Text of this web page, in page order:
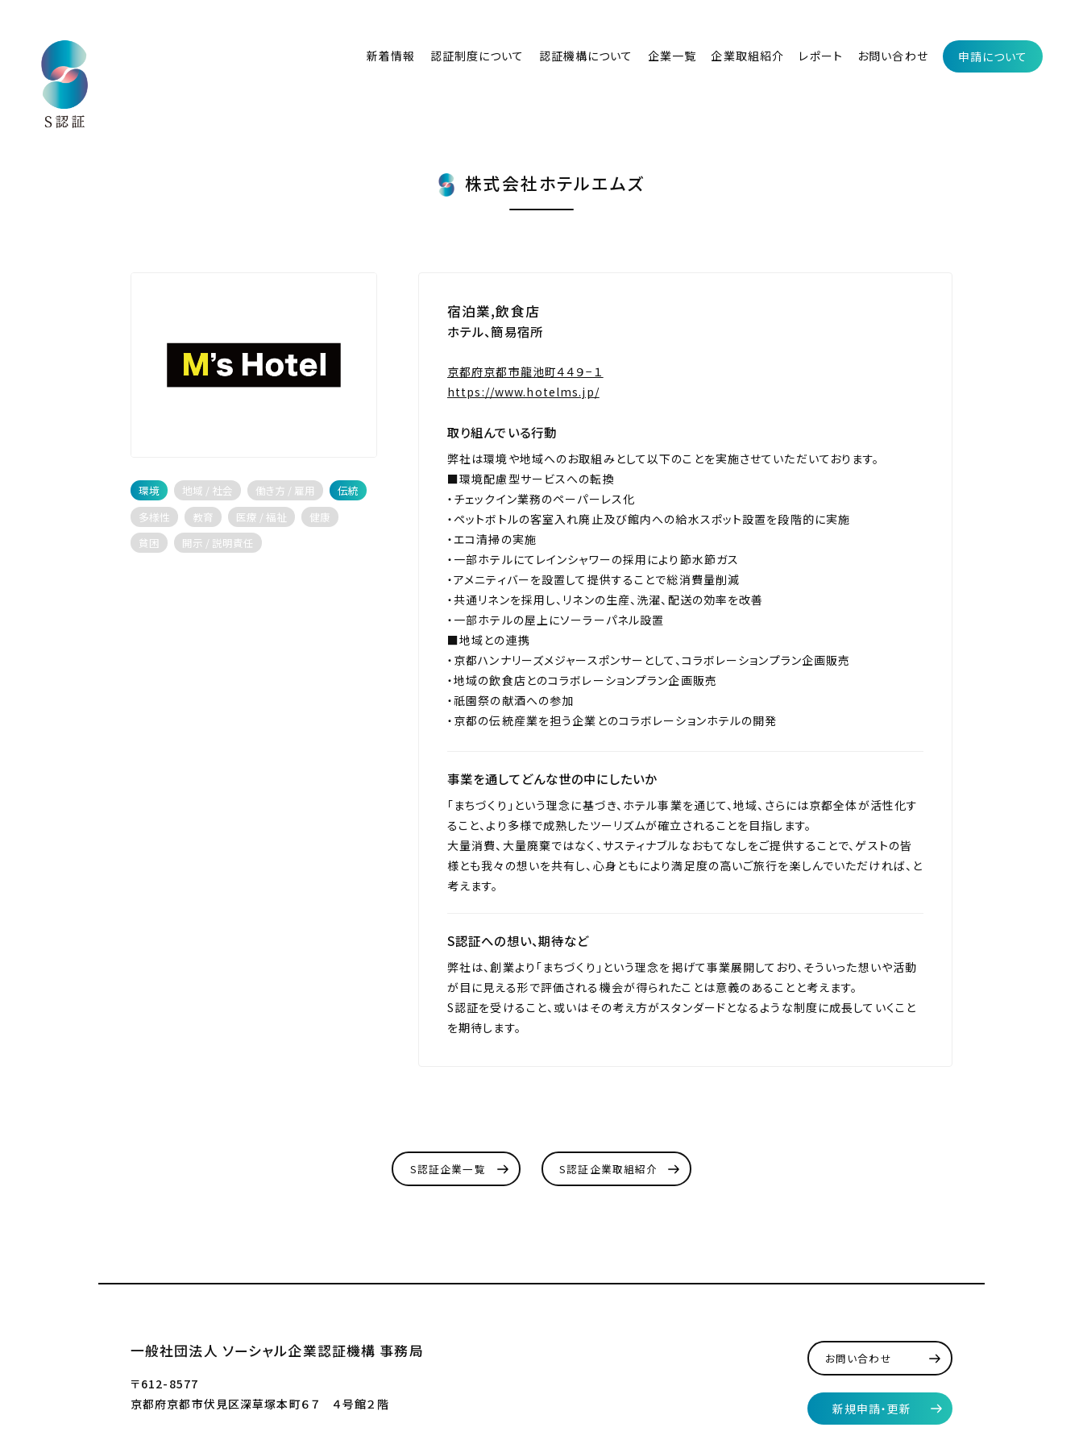
新着情報 認証制度について 認証機構について 企業一覧 企業取組紹介 レポート お問い合わせ 申請について
株式会社ホテルエムズ
環境 地域 / 社会 働き方 / 雇用
伝統
多様性
教育 医療 / 福祉
健康
貧困
開示 / 説明責任
宿泊業,飲食店
ホテル、簡易宿所
京都府京都市龍池町４４９−１
https://www.hotelms.jp/
取り組んでいる行動
弊社は環境や地域へのお取組みとして以下のことを実施させていただいております。
■環境配慮型サービスへの転換
・チェックイン業務のペーパーレス化
・ペットボトルの客室入れ廃止及び館内への給水スポット設置を段階的に実施
・エコ清掃の実施
・一部ホテルにてレインシャワーの採用により節水節ガス
・アメニティバーを設置して提供することで総消費量削減
・共通リネンを採用し、リネンの生産、洗濯、配送の効率を改善
・一部ホテルの屋上にソーラーパネル設置
■地域との連携
・京都ハンナリーズメジャースポンサーとして、コラボレーションプラン企画販売
・地域の飲食店とのコラボレーションプラン企画販売
・祇園祭の献酒への参加
・京都の伝統産業を担う企業とのコラボレーションホテルの開発
事業を通してどんな世の中にしたいか
「まちづくり」という理念に基づき、ホテル事業を通じて、地域、さらには京都全体が活性化す
ること、より多様で成熟したツーリズムが確立されることを目指します。
大量消費、大量廃棄ではなく、サスティナブルなおもてなしをご提供することで、ゲストの皆
様とも我々の想いを共有し、心身ともにより満足度の高いご旅行を楽しんでいただければ、と
考えます。
S認証への想い、期待など
弊社は、創業より「まちづくり」という理念を掲げて事業展開しており、そういった想いや活動
が目に見える形で評価される機会が得られたことは意義のあることと考えます。
S認証を受けること、或いはその考え方がスタンダードとなるような制度に成長していくこと
を期待します。
S認証企業一覧 S認証企業取組紹介
一般社団法人 ソーシャル企業認証機構 事務局
〒612-8577
京都府京都市伏見区深草塚本町６７ ４号館２階
お問い合わせ
新規申請・更新